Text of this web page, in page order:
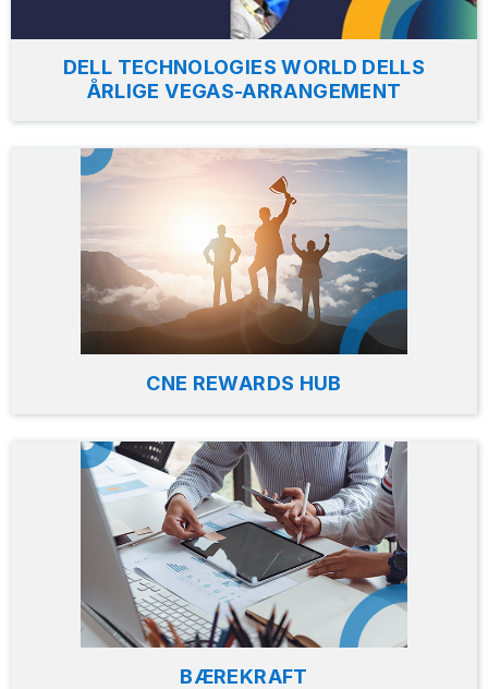
DELL TECHNOLOGIES WORLD DELLS
ÅRLIGE VEGAS-ARRANGEMENT
CNE REWARDS HUB
BÆREKRAFT